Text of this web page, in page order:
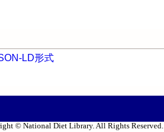
LD形式
© National Diet Library. All Rights Reserved.